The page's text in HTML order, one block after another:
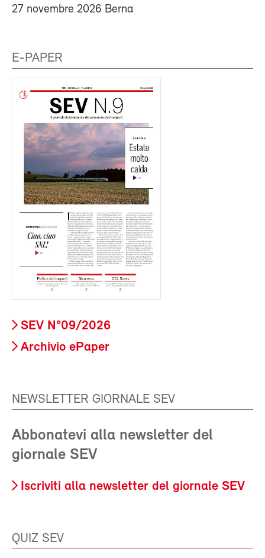
27 novembre 2026 Berna
E-PAPER
SEV N°09/2026
Archivio ePaper
NEWSLETTER GIORNALE SEV
Abbonatevi alla newsletter del
giornale SEV
Iscriviti alla newsletter del giornale SEV
QUIZ SEV